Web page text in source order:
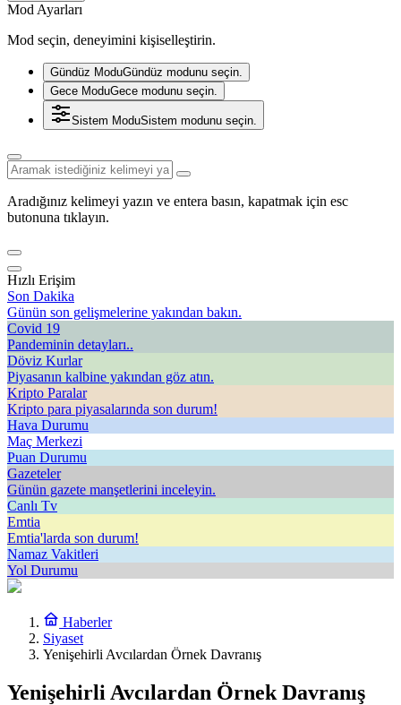
Mod Ayarları
Mod seçin, deneyimini kişiselleştirin.
Gündüz ModuGündüz modunu seçin.
Gece ModuGece modunu seçin.
Sistem ModuSistem modunu seçin.
Aradığınız kelimeyi yazın ve entera basın, kapatmak için esc
butonuna tıklayın.
Hızlı Erişim
Son Dakika
Günün son gelişmelerine yakından bakın.
Covid 19
Pandeminin detayları..
Döviz Kurlar
Piyasanın kalbine yakından göz atın.
Kripto Paralar
Kripto para piyasalarında son durum!
Hava Durumu
Maç Merkezi
Puan Durumu
Gazeteler
Günün gazete manşetlerini inceleyin.
Canlı Tv
Emtia
Emtia'larda son durum!
Namaz Vakitleri
Yol Durumu
Haberler
Siyaset
Yenişehirli Avcılardan Örnek Davranış
Yenişehirli Avcılardan Örnek Davranış